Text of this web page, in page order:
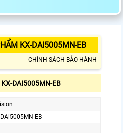
KX-DAI5005MN-EB
CHÍNH SÁCH BẢO HÀNH
KX-DAI5005MN-EB
DAi5005MN-EB